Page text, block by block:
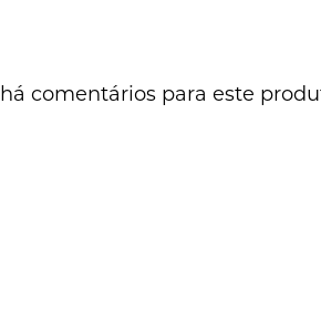
comentários para este